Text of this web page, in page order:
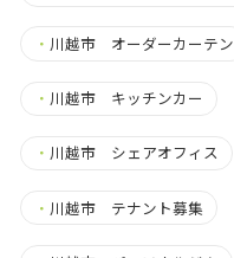
・ 川越市 オーダーカーテン
・ 川越市 キッチンカー
・ 川越市 シェアオフィス
・ 川越市 テナント募集